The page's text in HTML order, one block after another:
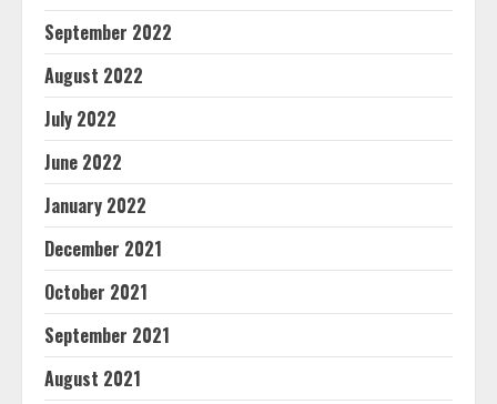
September 2022
August 2022
July 2022
June 2022
January 2022
December 2021
October 2021
September 2021
August 2021